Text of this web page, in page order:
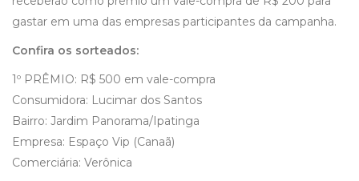
gastar em uma das empresas participantes da campanha.
Confira os sorteados:
1º PRÊMIO: R$ 500 em vale-compra
Consumidora: Lucimar dos Santos
Bairro: Jardim Panorama/Ipatinga
Empresa: Espaço Vip (Canaã)
Comerciária: Verônica